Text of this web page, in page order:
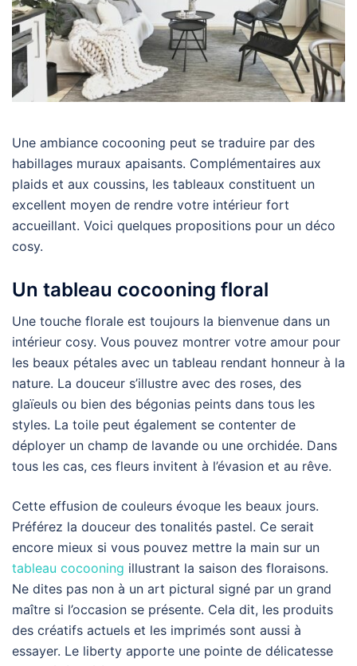
Une ambiance cocooning peut se traduire par des
habillages muraux apaisants. Complémentaires aux
plaids et aux coussins, les tableaux constituent un
excellent moyen de rendre votre intérieur fort
accueillant. Voici quelques propositions pour un déco
cosy.
Un tableau cocooning floral
Une touche florale est toujours la bienvenue dans un
intérieur cosy. Vous pouvez montrer votre amour pour
les beaux pétales avec un tableau rendant honneur à la
nature. La douceur s’illustre avec des roses, des
glaïeuls ou bien des bégonias peints dans tous les
styles. La toile peut également se contenter de
déployer un champ de lavande ou une orchidée. Dans
tous les cas, ces fleurs invitent à l’évasion et au rêve.
Cette effusion de couleurs évoque les beaux jours.
Préférez la douceur des tonalités pastel. Ce serait
encore mieux si vous pouvez mettre la main sur un
tableau cocooning illustrant la saison des floraisons.
Ne dites pas non à un art pictural signé par un grand
maître si l’occasion se présente. Cela dit, les produits
des créatifs actuels et les imprimés sont aussi à
essayer. Le liberty apporte une pointe de délicatesse